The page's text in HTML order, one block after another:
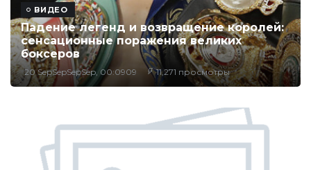
ВИДЕО
Падение легенд и возвращение королей:
сенсационные поражения великих
боксеров
20 SepSepSepSep, 00:0909 11,271 просмотры